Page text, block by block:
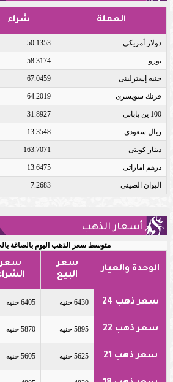
العملة شراء
دولار أمريكى 50.1353
يورو 58.3174
جنيه إسترلينى 67.0459
فرنك سويسرى 64.2019
100 ين يابانى 31.8927
ريال سعودى 13.3548
دينار كويتى 163.7071
درهم اماراتى 13.6475
اليوان الصينى 7.2683
أسعار الذهب
متوسط سعر الذهب اليوم بالصاغة
الوحدة والعيار
سعر
البيع
سعر
سعر ذهب 24 6430 جنيه 6405 جنيه
سعر ذهب 22 5895 جنيه 5870 جنيه
سعر ذهب 21 5625 جنيه 5605 جنيه